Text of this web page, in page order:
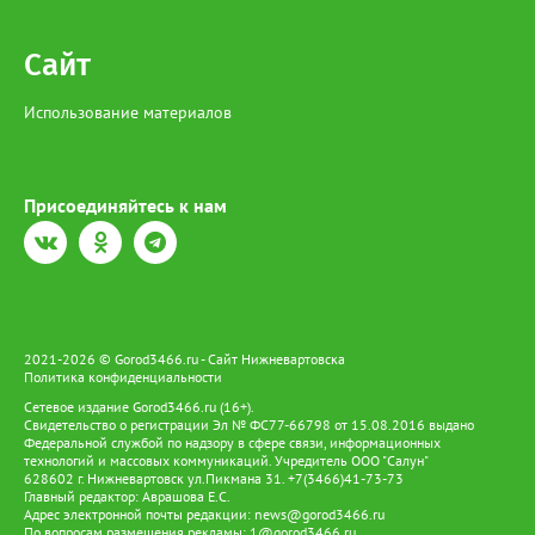
Сайт
Использование материалов
Присоединяйтесь к нам
2021-2026 © Gorod3466.ru - Сайт Нижневартовска
Политика конфиденциальности
Сетевое издание Gorod3466.ru (16+).
Свидетельство о регистрации Эл № ФС77-66798 от 15.08.2016 выдано
Федеральной службой по надзору в сфере связи, информационных
технологий и массовых коммуникаций. Учредитель ООО "Салун"
628602 г. Нижневартовск ул.Пикмана 31. +7(3466)41-73-73
Главный редактор: Аврашова Е.С.
Адрес электронной почты редакции: news@gorod3466.ru